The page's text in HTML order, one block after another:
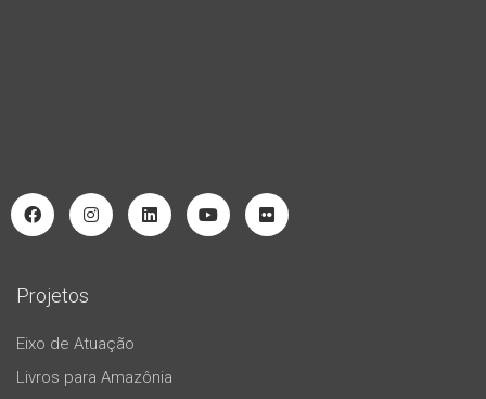
Projetos
Eixo de Atuação
Livros para Amazônia